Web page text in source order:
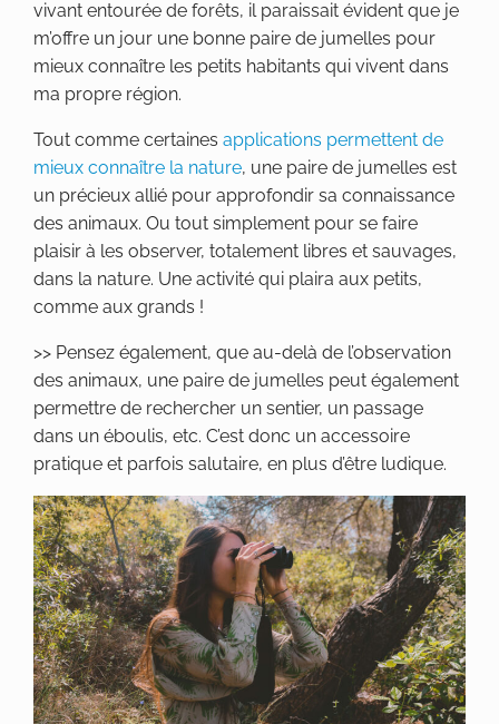
vivant entourée de forêts, il paraissait évident que je
m’offre un jour une bonne paire de jumelles pour
mieux connaître les petits habitants qui vivent dans
ma propre région.
Tout comme certaines applications permettent de
mieux connaître la nature, une paire de jumelles est
un précieux allié pour approfondir sa connaissance
des animaux. Ou tout simplement pour se faire
plaisir à les observer, totalement libres et sauvages,
dans la nature. Une activité qui plaira aux petits,
comme aux grands !
>> Pensez également, que au-delà de l’observation
des animaux, une paire de jumelles peut également
permettre de rechercher un sentier, un passage
dans un éboulis, etc. C’est donc un accessoire
pratique et parfois salutaire, en plus d’être ludique.